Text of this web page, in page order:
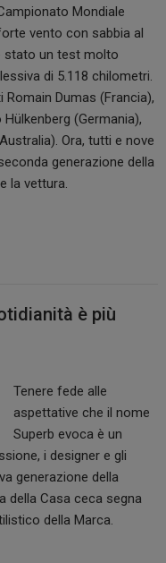
Mondiale
vento con sabbia al
stato un test molto
di 5.118 chilometri.
Dumas (Francia),
(Germania),
Ora, tutti e nove
generazione della
la vettura.
è più
Tenere fede alle
aspettative che il nome
Superb evoca è un
i designer e gli
generazione della
della Casa ceca segna
della Marca.